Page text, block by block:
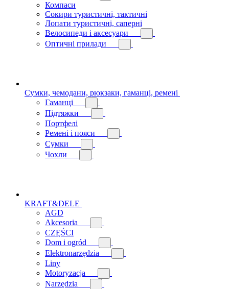
Компаси
Сокири туристичні, тактичні
Лопати туристичні, саперні
Велосипеди і аксесуари
Оптичні прилади
Сумки, чемодани, рюкзаки, гаманці, ремені
Гаманці
Підтяжки
Портфелі
Ремені і пояси
Сумки
Чохли
KRAFT&DELE
AGD
Akcesoria
CZĘŚCI
Dom i ogród
Elektronarzędzia
Liny
Motoryzacja
Narzędzia